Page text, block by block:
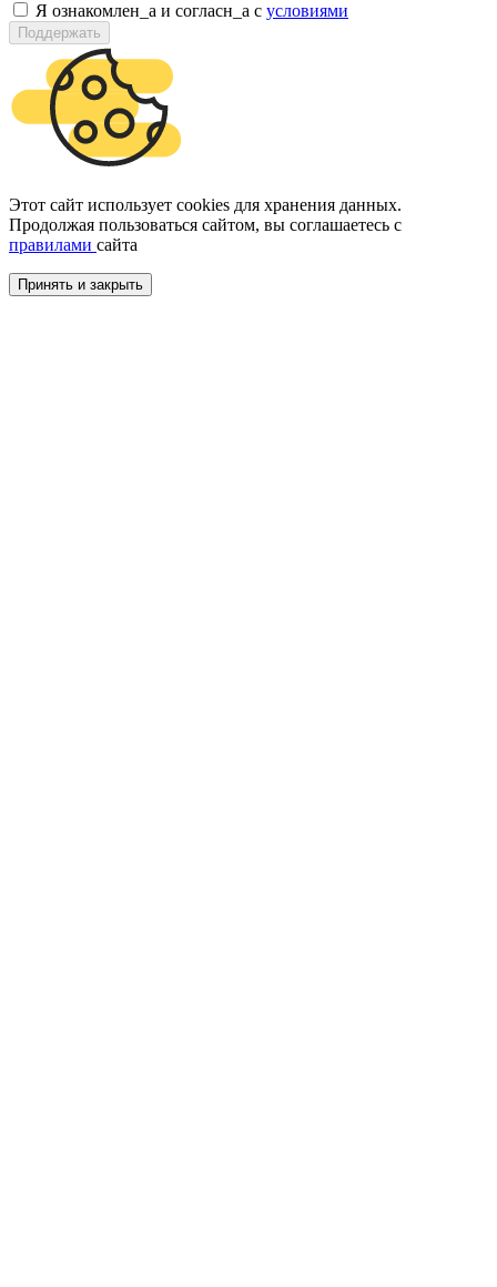
Я ознакомлен_а и согласн_а c условиями
Поддержать
Этот сайт использует cookies для хранения данных.
Продолжая пользоваться сайтом, вы соглашаетесь с
правилами сайта
Принять и закрыть